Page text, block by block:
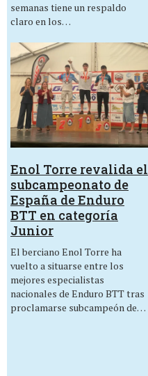
semanas tiene un respaldo
claro en los…
Enol Torre revalida el
subcampeonato de
España de Enduro
BTT en categoría
Junior
El berciano Enol Torre ha
vuelto a situarse entre los
mejores especialistas
nacionales de Enduro BTT tras
proclamarse subcampeón de…